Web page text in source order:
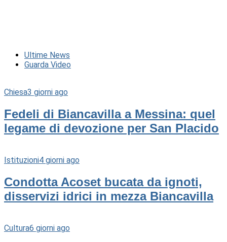
Ultime News
Guarda Video
Chiesa3 giorni ago
Fedeli di Biancavilla a Messina: quel
legame di devozione per San Placido
Istituzioni4 giorni ago
Condotta Acoset bucata da ignoti,
disservizi idrici in mezza Biancavilla
Cultura6 giorni ago